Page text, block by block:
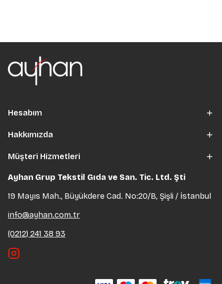
Hesabım
Hakkımızda
Müşteri Hizmetleri
Ayhan Grup Tekstil Gıda ve San. Tic. Ltd. Şti
19 Mayıs Mah., Büyükdere Cad. No:20/B, Şişli / İstanbul
info@ayhan.com.tr
(0212) 241 38 93